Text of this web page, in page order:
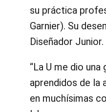
su práctica
Garnier). Su
Diseñador Junior.
“La U me dio
aprendidos de la
en muchísimas